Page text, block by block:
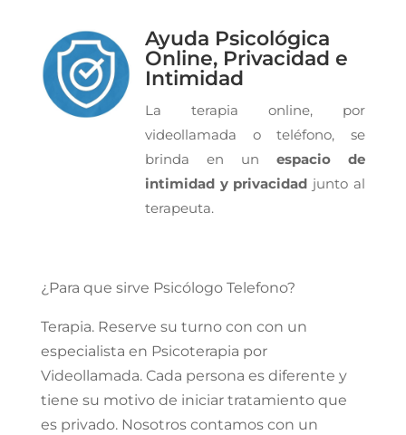
Ayuda Psicológica
Online, Privacidad e
Intimidad
La terapia online, por
videollamada o teléfono, se
brinda en un espacio de
intimidad y privacidad junto al
terapeuta.
¿Para que sirve Psicólogo Telefono?
Terapia. Reserve su turno con con un
especialista en Psicoterapia por
Videollamada. Cada persona es diferente y
tiene su motivo de iniciar tratamiento que
es privado. Nosotros contamos con un